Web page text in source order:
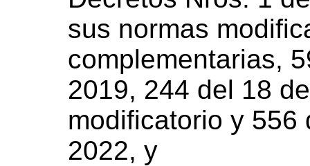
sus normas
complementarias,
2019, 244 del 18
modificatorio y 556
2022, y